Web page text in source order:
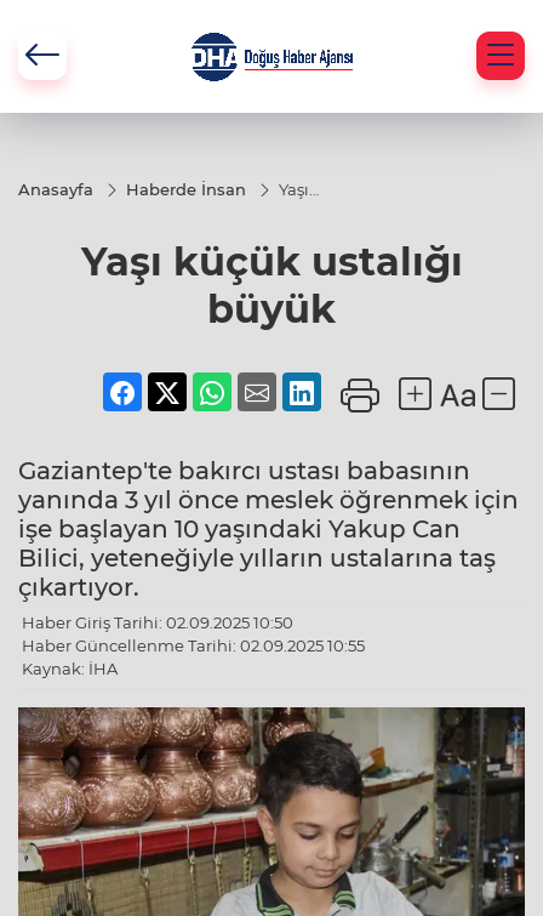
Anasayfa Haberde İnsan
Yaşı
büyük
Yaşı küçük ustalığı
büyük
Gaziantep'te bakırcı ustası babasının
yanında 3 yıl önce meslek öğrenmek için
işe başlayan 10 yaşındaki Yakup Can
Bilici, yeteneğiyle yılların ustalarına taş
çıkartıyor.
Haber Giriş Tarihi: 02.09.2025 10:50
Haber Güncellenme Tarihi: 02.09.2025 10:55
Kaynak: İHA